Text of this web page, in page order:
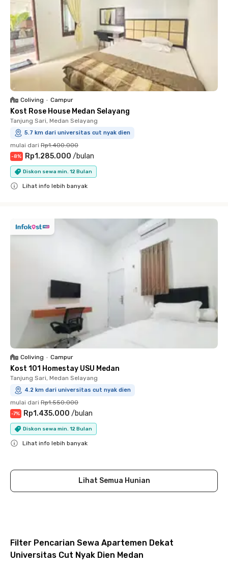
Coliving • Campur
Kost Rose House Medan Selayang
Tanjung Sari, Medan Selayang
5.7 km dari universitas cut nyak dien
mulai dari Rp1.400.000
-8% Rp1.285.000 /bulan
Diskon sewa min. 12 Bulan
Lihat info lebih banyak
Coliving • Campur
Kost 101 Homestay USU Medan
Tanjung Sari, Medan Selayang
4.2 km dari universitas cut nyak dien
mulai dari Rp1.550.000
-7% Rp1.435.000 /bulan
Diskon sewa min. 12 Bulan
Lihat info lebih banyak
Lihat Semua Hunian
Filter Pencarian Sewa Apartemen Dekat
Universitas Cut Nyak Dien Medan